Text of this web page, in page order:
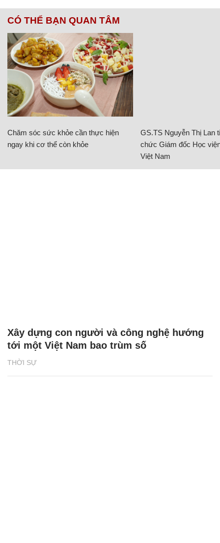
CÓ THỂ BẠN QUAN TÂM
Chăm sóc sức khỏe cần thực hiện
ngay khi cơ thể còn khỏe
GS.TS Nguyễn Thị Lan
chức Giám đốc Học
Việt Nam
THỜI SỰ
Xây dựng con người và công nghệ hướng
tới một Việt Nam bao trùm số